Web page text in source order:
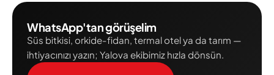
WhatsApp'tan görüşelim
Süs bitkisi, orkide-fidan, termal otel ya da tarım —
ihtiyacınızı yazın; Yalova ekibimiz hızla dönsün.